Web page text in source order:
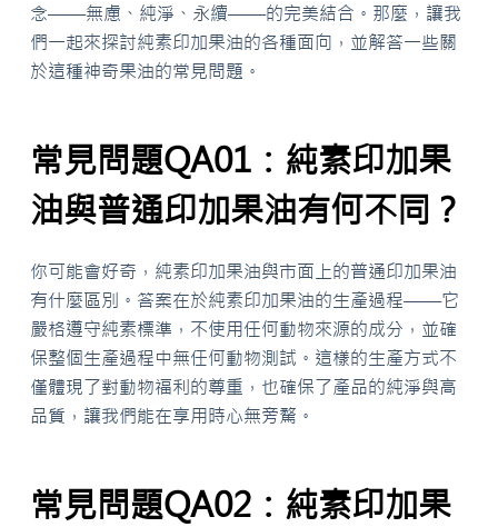
念——無慮、純淨、永續——的完美結合。那麼，讓我
們一起來探討純素印加果油的各種面向，並解答一些關
於這種神奇果油的常見問題。
常見問題QA01：純素印加果
油與普通印加果油有何不同？
你可能會好奇，純素印加果油與市面上的普通印加果油
有什麼區別。答案在於純素印加果油的生產過程——它
嚴格遵守純素標準，不使用任何動物來源的成分，並確
保整個生產過程中無任何動物測試。這樣的生產方式不
僅體現了對動物福利的尊重，也確保了產品的純淨與高
品質，讓我們能在享用時心無旁騖。
常見問題QA02：純素印加果